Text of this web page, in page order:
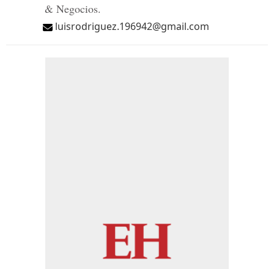
& Negocios.
luisrodriguez.196942@gmail.com